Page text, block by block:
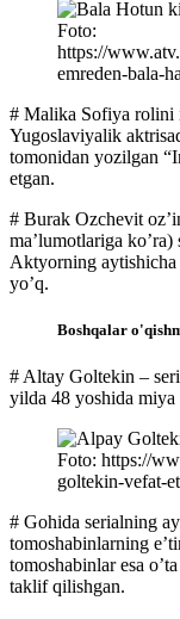
Foto:
https://
emreden-bala-
# Malika Sofiya rolini
Yugoslaviyalik
tomonidan yozilgan
etgan.
# Burak Ozchevit
ma’lumotlariga
Aktyorning aytishicha
yo’q.
Boshqalar
# Altay Goltekin –
yilda 48 yoshida
Foto: https://
goltekin-vefat-
# Gohida serialning
tomoshabinlarning
tomoshabinlar esa
taklif qilishgan.